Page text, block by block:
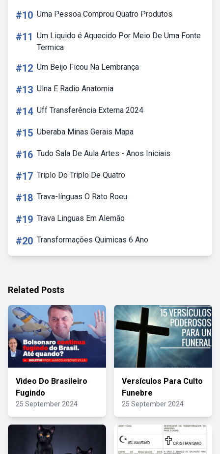
#10 Uma Pessoa Comprou Quatro Produtos
#11 Um Liquido é Aquecido Por Meio De Uma Fonte
Termica
#12 Um Beijo Ficou Na Lembrança
#13 Ulna E Radio Anatomia
#14 Uff Transferência Externa 2024
#15 Uberaba Minas Gerais Mapa
#16 Tudo Sala De Aula Artes - Anos Iniciais
#17 Triplo Do Triplo De Quatro
#18 Trava-línguas O Rato Roeu
#19 Trava Linguas Em Alemão
#20 Transformações Quimicas 6 Ano
Related Posts
Video Do Brasileiro
Fugindo
25 September 2024
Versículos Para Culto
Funebre
25 September 2024